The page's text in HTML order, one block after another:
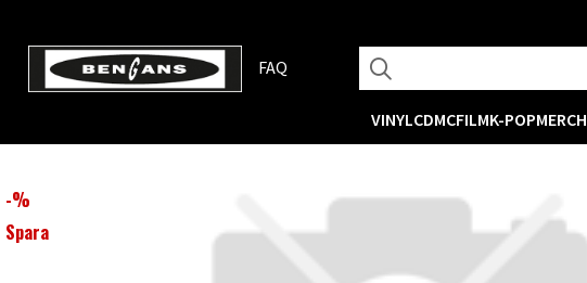
FAQ
VINYLCDMCFILMK-POPMERCH
-%
Spara